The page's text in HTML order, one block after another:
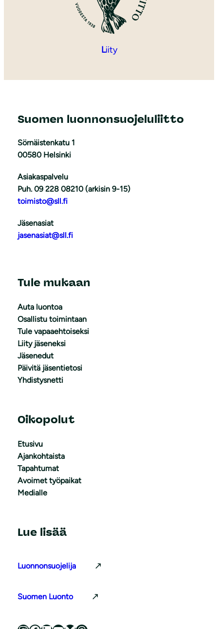
Liity
Suomen luonnonsuojeluliitto
Sörnäistenkatu 1
00580 Helsinki
Asiakaspalvelu
Puh. 09 228 08210 (arkisin 9-15)
toimisto@sll.fi
Jäsenasiat
jasenasiat@sll.fi
Tule mukaan
Auta luontoa
Osallistu toimintaan
Tule vapaaehtoiseksi
Liity jäseneksi
Jäsenedut
Päivitä jäsentietosi
Yhdistysnetti
Oikopolut
Etusivu
Ajankohtaista
Tapahtumat
Avoimet työpaikat
Medialle
Lue lisää
Luonnonsuojelija
Suomen Luonto